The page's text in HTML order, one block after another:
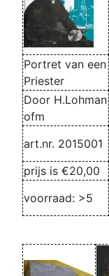
Portret van een
Priester
Door H.Lohman
ofm
art.nr. 2015001
prijs is €20,00
voorraad: >5